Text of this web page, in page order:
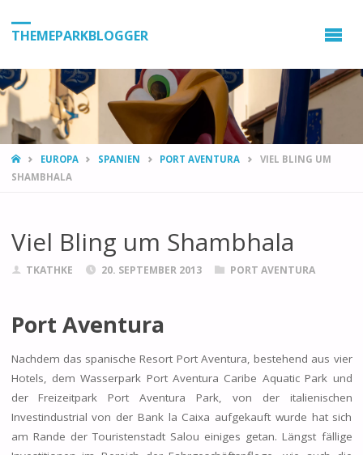
THEMEPARKBLOGGER
HOMEEUROPA SPANIEN PORT AVENTURA
VIEL BLING UM
SHAMBHALA
Viel Bling um Shambhala
TKATHKE 20. SEPTEMBER 2013 PORT AVENTURA
Port Aventura
Nachdem das spanische Resort Port Aventura, bestehend aus vier
Hotels, dem Wasserpark Port Aventura Caribe Aquatic Park und
der Freizeitpark Port Aventura Park, von der italienischen
Investindustrial von der Bank la Caixa aufgekauft wurde hat sich
am Rande der Touristenstadt Salou einiges getan. Längst fällige